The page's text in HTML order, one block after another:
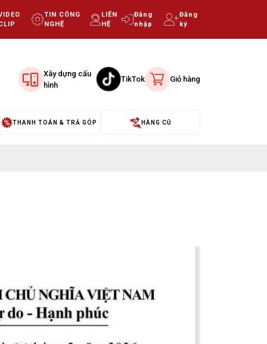
TIN CÔNG
NGHỆ
LIÊN
HỆ
Đăng
nhập
Đăng
ký
Xây dựng cấu
hình
TikTok Giỏ hàng
THANH TOÁN & TRẢ GÓP HÀNG CŨ